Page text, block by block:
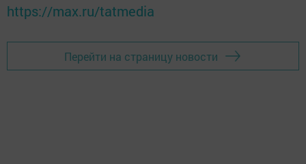
https://max.ru/tatmedia
Перейти на страницу новости